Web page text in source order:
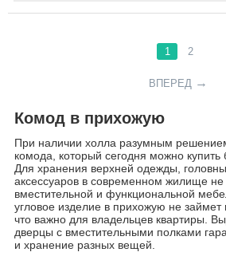
1 2
ВПЕРЕД
Комод в прихожую
При наличии холла разумным
комода, который сегодня можно купить
Для хранения верхней одежды,
аксессуаров в современном жилище не
вместительной и функциональной
угловое изделие в прихожую не займет
что важно для владельцев квартиры.
дверцы с вместительными полками
и хранение разных вещей.